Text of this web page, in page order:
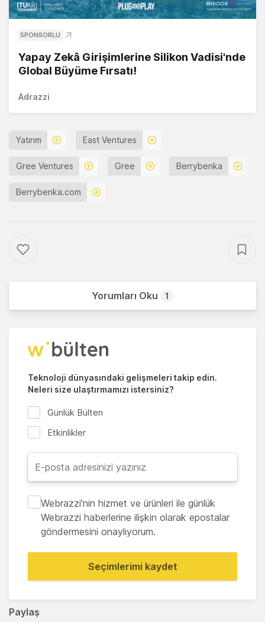
Paylaş
SPONSORLU
Yapay Zekâ Girişimlerine Silikon Vadisi'nde
Global Büyüme Fırsatı!
Adrazzi
Yatırım East Ventures
Gree Ventures Gree Berrybenka
Berrybenka.com
Yorumları Oku 1
Teknoloji dünyasındaki gelişmeleri takip edin.
Neleri size ulaştırmamızı istersiniz?
Günlük Bülten
Etkinlikler
Webrazzi'nin hizmet ve ürünleri ile günlük
Webrazzi haberlerine ilişkin olarak epostalar
göndermesini onaylıyorum.
Seçimlerimi kaydet